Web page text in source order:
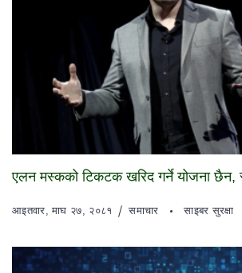
एलन मस्कको टिकटक खरिद गर्ने योजना छैन,
आइतवार, माघ २७, २०८१ समाचार साइबर सुरक्षा